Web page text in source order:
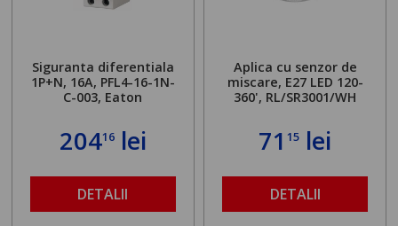
Siguranta diferentiala
1P+N, 16A, PFL4-16-1N-
C-003, Eaton
20416lei
DETALII
Aplica cu senzor de
miscare, E27 LED 120-
360', RL/SR3001/WH
7115 lei
DETALII